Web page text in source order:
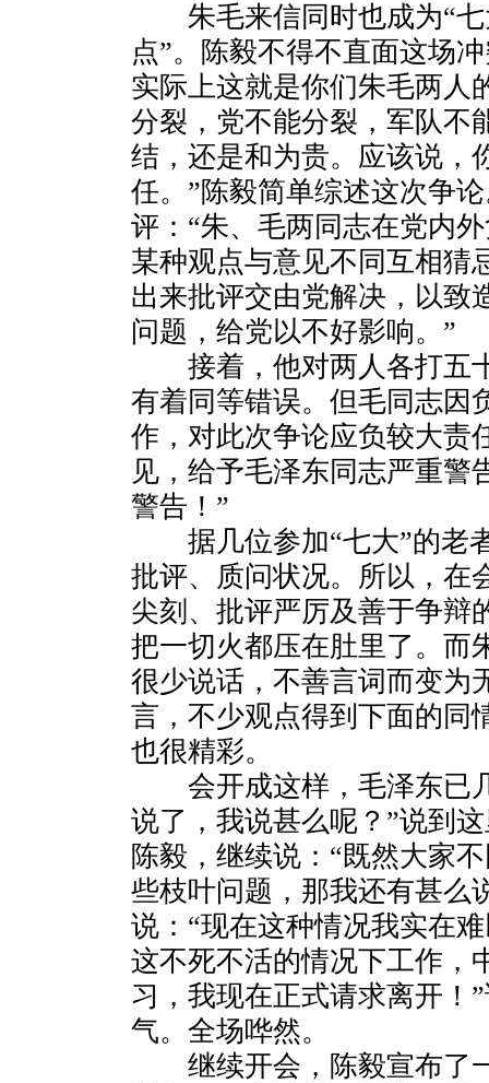
朱毛来信同时也成为“七
点”。陈毅不得不直面这场
实际上这就是你们朱毛两人
分裂，党不能分裂，军队不
结，还是和为贵。应该说，
任。”陈毅简单综述这次争
评：“朱、毛两同志在党内
某种观点与意见不同互相猜
出来批评交由党解决，以致
问题，给党以不好影响。”
接着，他对两人各打五
有着同等错误。但毛同志因
作，对此次争论应负较大责
见，给予毛泽东同志严重警
警告！”
据几位参加“七大”的老
批评、质问状况。所以，在
尖刻、批评严厉及善于争辩
把一切火都压在肚里了。而
很少说话，不善言词而变为
言，不少观点得到下面的同
也很精彩。
会开成这样，毛泽东已
说了，我说甚么呢？”说到
陈毅，继续说：“既然大家
些枝叶问题，那我还有甚么
说：“现在这种情况我实在
这不死不活的情况下工作，
习，我现在正式请求离开！
气。全场哗然。
继续开会，陈毅宣布了